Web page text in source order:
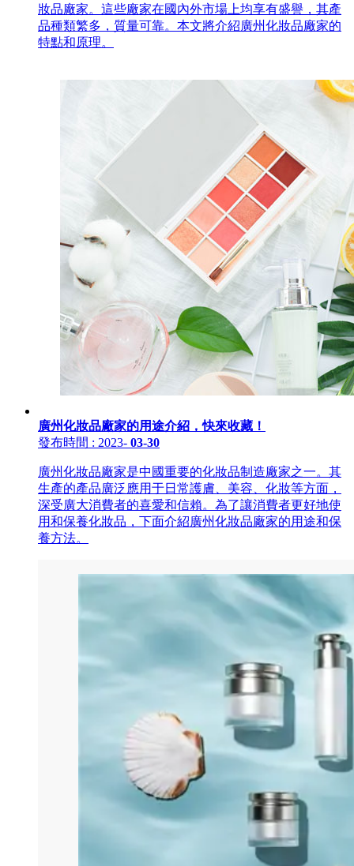
妝品廠家。這些廠家在國內外市場上均享有盛譽，其產
品種類繁多，質量可靠。本文將介紹廣州化妝品廠家的
特點和原理。
廣州化妝品廠家的用途介紹，快來收藏！
發布時間 : 2023- 03-30
廣州化妝品廠家是中國重要的化妝品制造廠家之一。其
生產的產品廣泛應用于日常護膚、美容、化妝等方面，
深受廣大消費者的喜愛和信賴。為了讓消費者更好地使
用和保養化妝品，下面介紹廣州化妝品廠家的用途和保
養方法。